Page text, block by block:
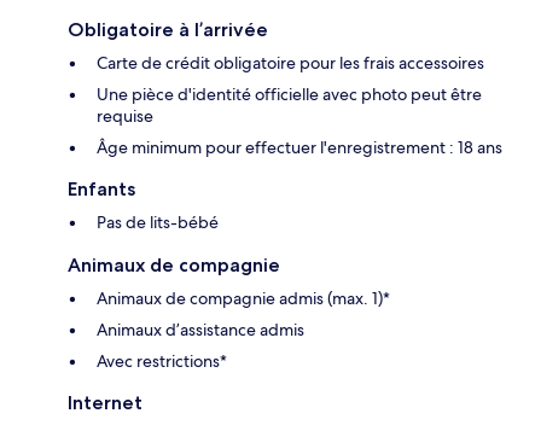
Obligatoire à l’arrivée
Carte de crédit obligatoire pour les frais accessoires
Une pièce d'identité officielle avec photo peut être
requise
Âge minimum pour effectuer l'enregistrement : 18 ans
Enfants
Pas de lits-bébé
Animaux de compagnie
Animaux de compagnie admis (max. 1)*
Animaux d’assistance admis
Avec restrictions*
Internet